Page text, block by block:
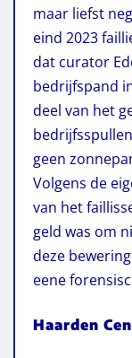
maar liefst
eind 2023
dat curator
bedrijfspand
deel van het
geen
Volgens de
van het
geld was om
deze
eene
Haarden